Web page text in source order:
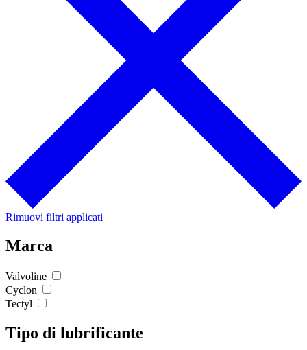
Rimuovi filtri applicati
Marca
Valvoline
Cyclon
Tectyl
Tipo di lubrificante